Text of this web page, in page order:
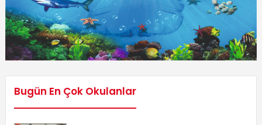
Bugün En Çok Okulanlar